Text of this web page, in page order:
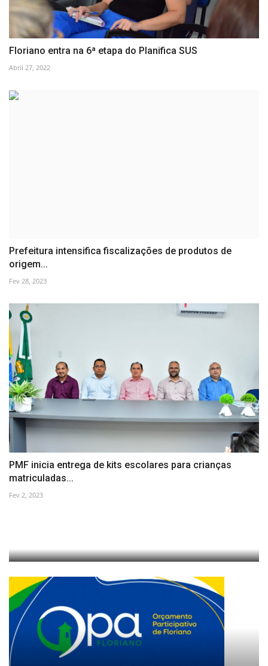
Floriano entra na 6ª etapa do Planifica SUS
Abril 27, 2022
Prefeitura intensifica fiscalizações de produtos de
origem...
Fev 28, 2023
PMF inicia entrega de kits escolares para crianças
matriculadas...
Fev 2, 2023